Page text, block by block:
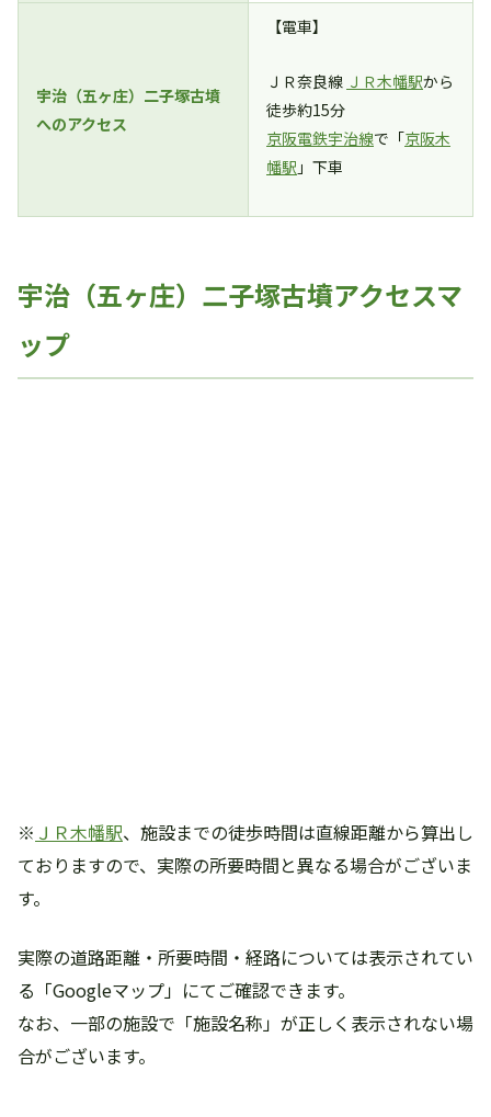
宇治（五ヶ庄）二子塚古墳
へのアクセス
【電車】
ＪＲ奈良線 ＪＲ木幡駅から
徒歩約15分
京阪電鉄宇治線で「京阪木
幡駅 」下車
宇治（五ヶ庄）二子塚古墳アクセスマ
ップ
※ ＪＲ木幡駅、施設までの徒歩時間は直線距離から算出し
ておりますので、実際の所要時間と異なる場合がございま
す。
実際の道路距離・所要時間・経路については表示されてい
る「Googleマップ」にてご確認できます。
なお、一部の施設で「施設名称」が正しく表示されない場
合がございます。